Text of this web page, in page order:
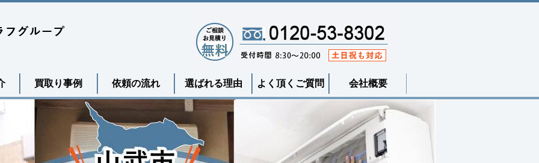
買取り事例 依頼の流れ 選ばれる理由 よく頂くご質問 会社概要